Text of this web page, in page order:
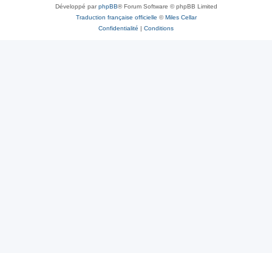
Développé parphpBB® Forum Software © phpBB Limited
Traduction française officielle ©Miles Cellar
Confidentialité | Conditions